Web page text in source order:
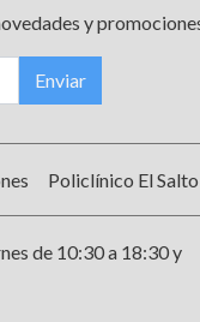
y
Enviar
Policlínico El Salto
de 10:30 a 18:30 y